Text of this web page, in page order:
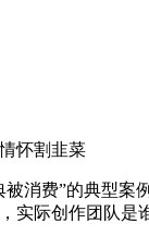
怀割韭菜
消费”的典型
实际创作团队是